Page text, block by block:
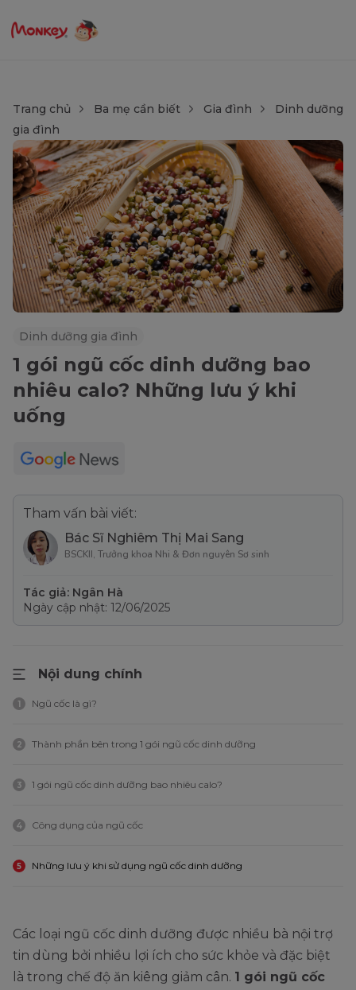
Trang chủ Ba mẹ cần biết Gia đình
Dinh dưỡng
gia đình
Dinh dưỡng gia đình
1 gói ngũ cốc dinh dưỡng bao
nhiêu calo? Những lưu ý khi
uống
Tham vấn bài viết:
Bác Sĩ Nghiêm Thị Mai Sang
BSCKII, Trưởng khoa Nhi & Đơn nguyên Sơ sinh
Tác giả: Ngân Hà
Ngày cập nhật: 12/06/2025
Nội dung chính
1 Ngũ cốc là gì?
2 Thành phần bên trong 1 gói ngũ cốc dinh dưỡng
3 1 gói ngũ cốc dinh dưỡng bao nhiêu calo?
4 Công dụng của ngũ cốc
5 Những lưu ý khi sử dụng ngũ cốc dinh dưỡng
Các loại ngũ cốc dinh dưỡng được nhiều bà nội trợ
tin dùng bởi nhiều lợi ích cho sức khỏe và đặc biệt
là trong chế độ ăn kiêng giảm cân. 1 gói ngũ cốc